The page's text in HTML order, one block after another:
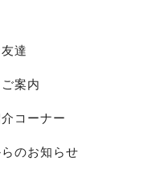
達
案内
コーナー
のお知らせ